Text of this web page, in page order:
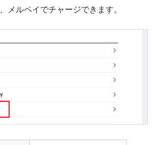
メルペイでチャージできます。